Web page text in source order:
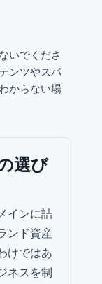
いでくださ
ンツやスパ
からない場
選び
インに詰
ンド資産
けではあ
ネスを制